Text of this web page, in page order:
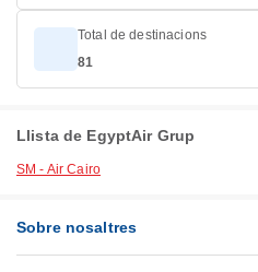
Total de destinacions
81
Llista de EgyptAir Grup
SM - Air Cairo
Sobre nosaltres